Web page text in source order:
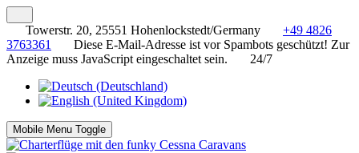
Towerstr. 20, 25551 Hohenlockstedt/Germany
+49 4826
3763361
Diese E-Mail-Adresse ist vor Spambots geschützt! Zur
Anzeige muss JavaScript eingeschaltet sein.
24/7
Mobile Menu Toggle